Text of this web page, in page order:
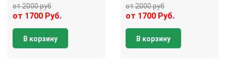
от 2000 руб
от 1700 Руб.
В корзину
от 2000 руб
от 1700 Руб.
В корзину